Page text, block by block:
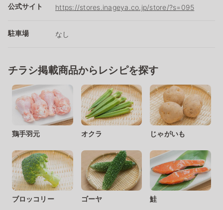
公式サイト https://stores.inageya.co.jp/store/?s=095
駐車場 なし
チラシ掲載商品からレシピを探す
鶏手羽元 オクラ じゃがいも
ブロッコリー ゴーヤ 鮭